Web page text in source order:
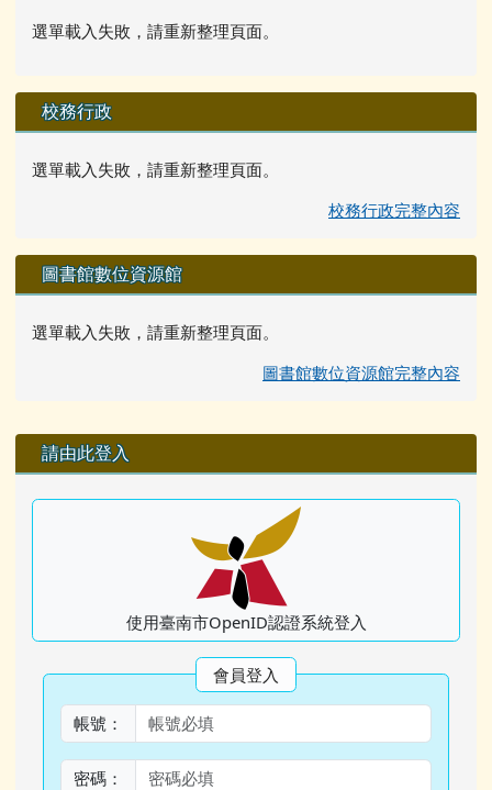
選單載入失敗，請重新整理頁面。
校務行政
選單載入失敗，請重新整理頁面。
校務行政完整內容
圖書館數位資源館
選單載入失敗，請重新整理頁面。
圖書館數位資源館完整內容
右邊區域內容
請由此登入
使用臺南市OpenID認證系統登入
會員登入
帳號：
密碼：